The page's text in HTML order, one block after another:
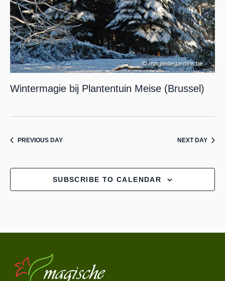
Wintermagie bij Plantentuin Meise (Brussel)
PREVIOUS DAY NEXT DAY
SUBSCRIBE TO CALENDAR